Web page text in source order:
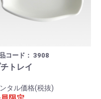
コード： 3908
トレイ
タル価格(税抜)